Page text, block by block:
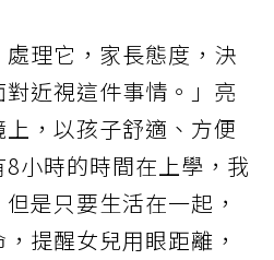
處理它，家長態度，決
近視這件事情。」亮
，以孩子舒適、方便
小時的時間在上學，我
是只要生活在一起，
提醒女兒用眼距離，